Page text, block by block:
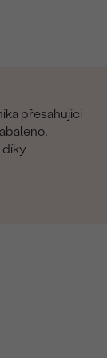
přesahující
díky